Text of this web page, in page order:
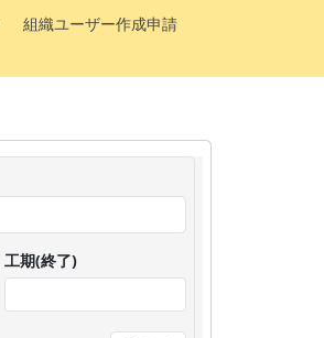
組織ユーザー作成申請
工期(終了)